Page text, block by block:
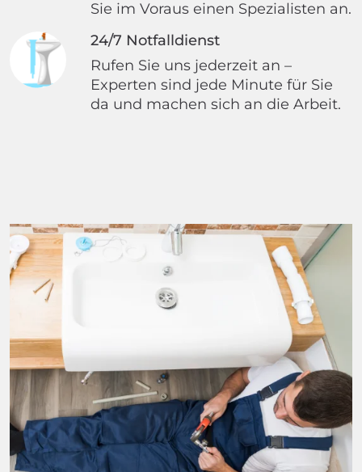
Sie im Voraus einen Spezialisten an.
24/7 Notfalldienst
Rufen Sie uns jederzeit an –
Experten sind jede Minute für Sie
da und machen sich an die Arbeit.